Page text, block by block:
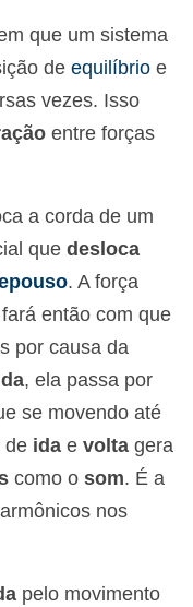
que um sistema
de equilíbrio e
vezes. Isso
entre forças
a corda de um
que desloca
. A força
então com que
por causa da
, ela passa por
se movendo até
de ida e volta gera
como o som. É a
nos
pelo movimento